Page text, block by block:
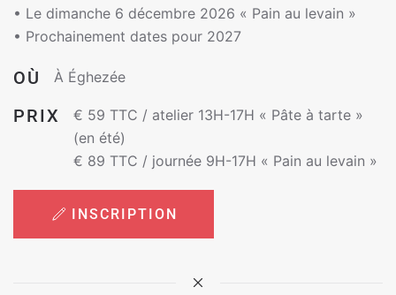
• Le dimanche 6 décembre 2026 « Pain au levain »
• Prochainement dates pour 2027
OÙ À Éghezée
PRIX
€ 59 TTC / atelier 13H-17H « Pâte à tarte »
(en été)
€ 89 TTC / journée 9H-17H « Pain au levain »
INSCRIPTION